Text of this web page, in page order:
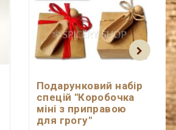
Подарунковий набір
спецій "Коробочка
міні з приправою
для грогу"